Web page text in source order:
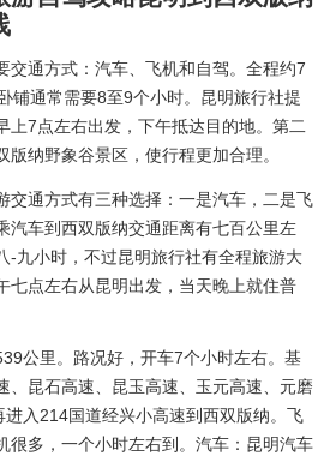
交通方式：汽车、飞机和自驾。全程约7
铺通常需要8至9个小时。昆明旅行社提
上7点左右出发，下午抵达目的地。第二
纳野象谷景区，使行程更加合理。
交通方式有三种选择：一是汽车，二是飞
汽车到西双版纳交通距离有七百公里左
-九小时，不过昆明旅行社有全程旅游大
七点左右从昆明出发，当天晚上就住普
公里。路况好，开车7个小时左右。基
、昆石高速、昆玉高速、玉元高速、元磨
入214国道经兴小高速到西双版纳。飞
很多，一个小时左右到。汽车：昆明汽车